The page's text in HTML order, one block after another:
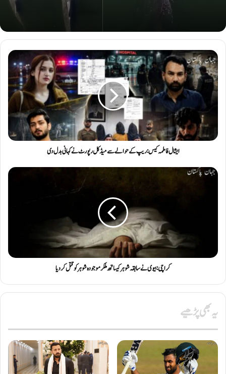
ایشال فاطمہ کیس : ریپ کے حوالے سے میڈکل رپورٹ نے کہانی بدل دی
کراچی: بیوی نے سابقہ شوہر کیساتھ ملکر موجودہ شوہر کو قتل کردیا
یہ بھی پڑھیے